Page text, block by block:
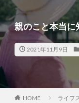
親のこと本当に
2021年11月9日
HOME ライフ